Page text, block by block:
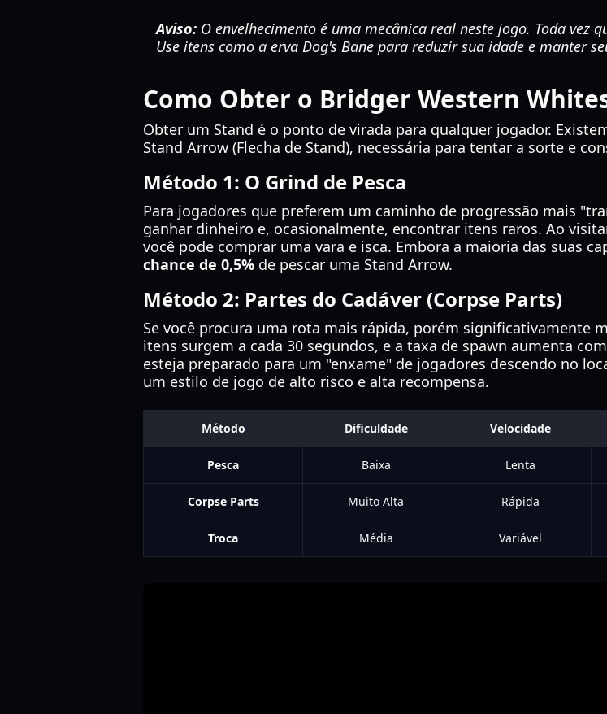
Aviso: O envelhecimento é uma mecânica real neste jogo. Toda vez
Use itens como a erva Dog's Bane para reduzir sua idade e manter
Como Obter o Bridger Western
Obter um Stand é o ponto de virada para qualquer jogador.
Stand Arrow (Flecha de Stand), necessária para tentar a sorte e
Método 1: O Grind de Pesca
Para jogadores que preferem um caminho de progressão mais
ganhar dinheiro e, ocasionalmente, encontrar itens raros. Ao
você pode comprar uma vara e isca. Embora a maioria das suas
chance de 0,5% de pescar uma Stand Arrow.
Método 2: Partes do Cadáver (Corpse Parts)
Se você procura uma rota mais rápida, porém significativamente
itens surgem a cada 30 segundos, e a taxa de spawn aumenta
esteja preparado para um "enxame" de jogadores descendo no
um estilo de jogo de alto risco e alta recompensa.
Método Dificuldade Velocidade
Pesca Baixa Lenta
Corpse Parts Muito Alta Rápida
Troca Média Variável